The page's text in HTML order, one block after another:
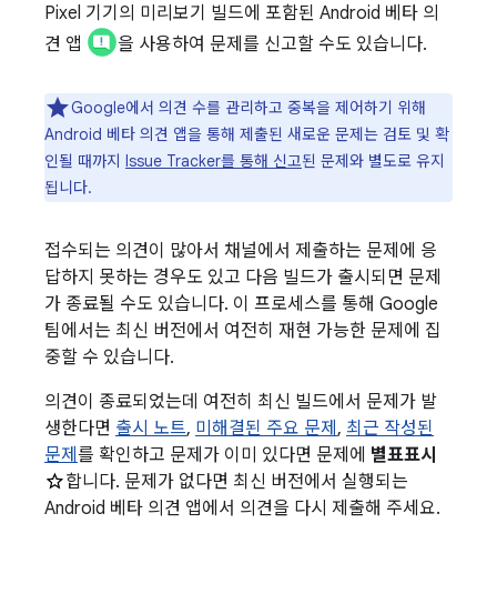
Pixel 기기의 미리보기 빌드에 포함된 Android 베타 의
견 앱
을 사용하여 문제를 신고할 수도 있습니다.
Google에서 의견 수를 관리하고 중복을 제어하기 위해
Android 베타 의견 앱을 통해 제출된 새로운 문제는 검토 및 확
인될 때까지 Issue Tracker를 통해 신고된 문제와 별도로 유지
됩니다.
접수되는 의견이 많아서 채널에서 제출하는 문제에 응
답하지 못하는 경우도 있고 다음 빌드가 출시되면 문제
가 종료될 수도 있습니다. 이 프로세스를 통해 Google
팀에서는 최신 버전에서 여전히 재현 가능한 문제에 집
중할 수 있습니다.
의견이 종료되었는데 여전히 최신 빌드에서 문제가 발
생한다면 출시 노트, 미해결된 주요 문제 , 최근 작성된
문제 를 확인하고 문제가 이미 있다면 문제에 별표표시
합니다. 문제가 없다면 최신 버전에서 실행되는
Android 베타 의견 앱에서 의견을 다시 제출해 주세요.